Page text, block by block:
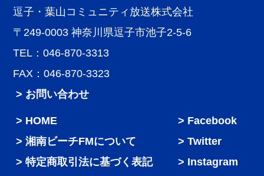
逗子・葉山コミュニティ放送株式会社
〒249-0003 神奈川県逗子市池子2-5-6
TEL：046-870-3313
FAX：046-870-3323
> お問い合わせ
HOME
湘南ビーチFMについて
特定商取引法に基づく表記
Facebook
Twitter
Instagram